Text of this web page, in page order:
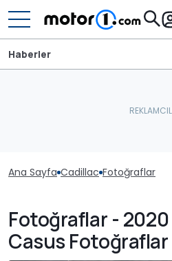
Haberler
Ana Sayfa Cadillac Fotoğraflar
Fotoğraflar -
Casus Fotoğraflar